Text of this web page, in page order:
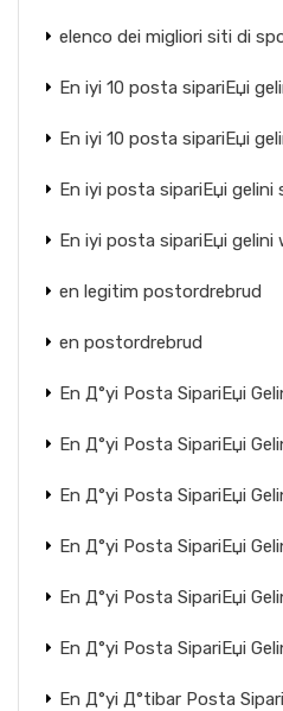
elenco dei migliori siti di
En iyi 10 posta sipariЕџi
En iyi 10 posta sipariЕџi
En iyi posta sipariЕџi gelini
En iyi posta sipariЕџi gelini
en legitim postordrebrud
en postordrebrud
En Д°yi Posta SipariЕџi
En Д°yi Posta SipariЕџi
En Д°yi Posta SipariЕџi
En Д°yi Posta SipariЕџi
En Д°yi Posta SipariЕџi
En Д°yi Posta SipariЕџi
En Д°yi Д°tibar Posta